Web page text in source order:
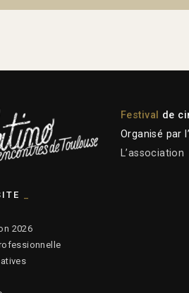
Festival
de
Organisé par
L’association
2026